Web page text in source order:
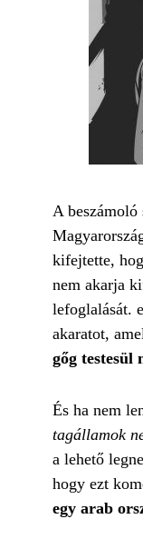
A beszámoló
kifejtette,
nem akarja
lefoglalását.
akaratot,
gőg
És ha nem
tagállamok
a lehető
hogy ezt
egy arab